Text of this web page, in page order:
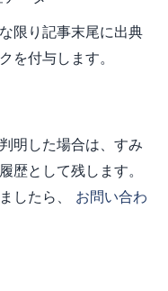
限り記事末尾に出典
を付与します。
明した場合は、すみ
歴として残します。
したら、 お問い合わ